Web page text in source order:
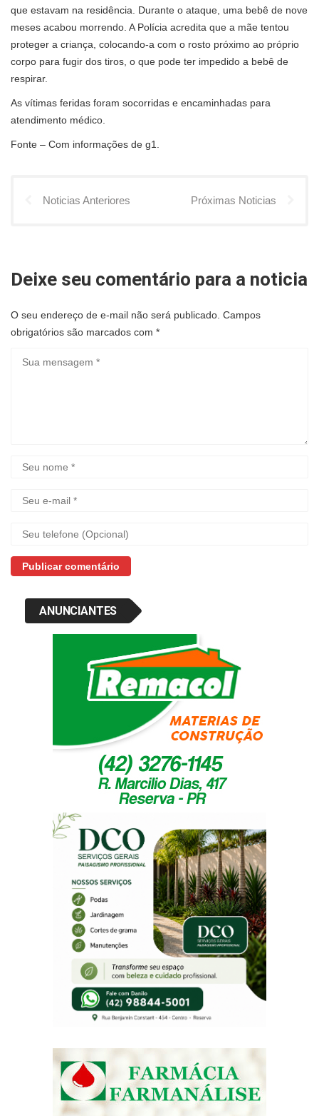
que estavam na residência. Durante o ataque, uma bebê de nove
meses acabou morrendo. A Polícia acredita que a mãe tentou
proteger a criança, colocando-a com o rosto próximo ao próprio
corpo para fugir dos tiros, o que pode ter impedido a bebê de
respirar.
As vítimas feridas foram socorridas e encaminhadas para
atendimento médico.
Fonte – Com informações de g1.
Noticias Anteriores Próximas Noticias
Deixe seu comentário para a noticia
O seu endereço de e-mail não será publicado. Campos
obrigatórios são marcados com *
ANUNCIANTES